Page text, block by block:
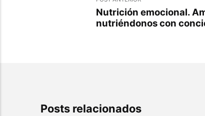
Nutrición emocional.
nutriéndonos con
Posts relacionados